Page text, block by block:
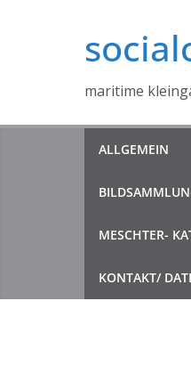
maritime
ALLGEMEIN
MESCHTER-
KONTAKT/